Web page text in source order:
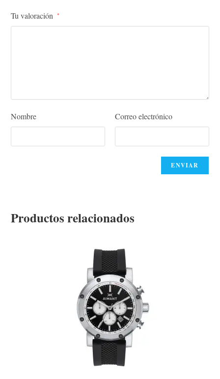
Tu valoración *
Nombre Correo electrónico
Productos relacionados